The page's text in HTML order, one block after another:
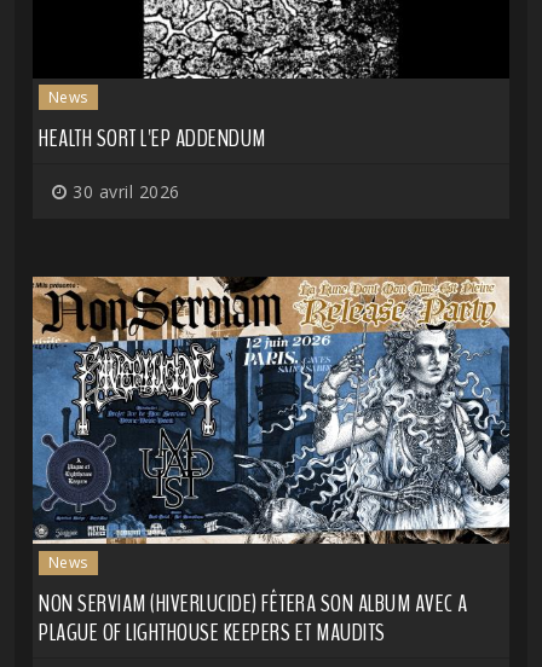
News
HEALTH SORT L'EP ADDENDUM
30 avril 2026
News
NON SERVIAM (HIVERLUCIDE) FÊTERA SON ALBUM AVEC A
PLAGUE OF LIGHTHOUSE KEEPERS ET MAUDITS